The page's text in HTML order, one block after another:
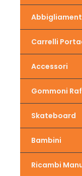
Carrelli
Accessori
Gommoni
Skateboard
Bambini
Ricambi